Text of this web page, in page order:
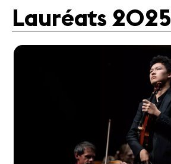
Lauréats 2025